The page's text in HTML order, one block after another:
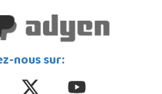
nous sur: